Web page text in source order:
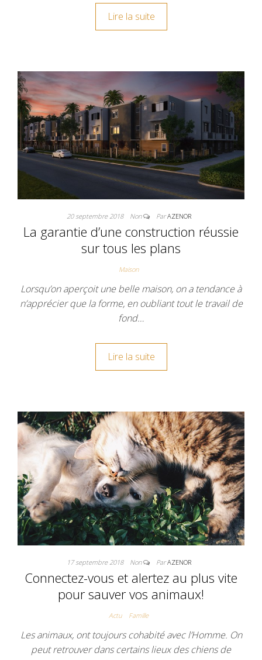
Lire la suite
20 septembre 2018 Non ParAZENOR
La garantie d’une construction réussie
sur tous les plans
Maison
Lorsqu’on aperçoit une belle maison, on a tendance à
n’apprécier que la forme, en oubliant tout le travail de
fond…
Lire la suite
17 septembre 2018 Non ParAZENOR
Connectez-vous et alertez au plus vite
pour sauver vos animaux!
Actu Famille
Les animaux, ont toujours cohabité avec l’Homme. On
peut retrouver dans certains lieux des chiens de